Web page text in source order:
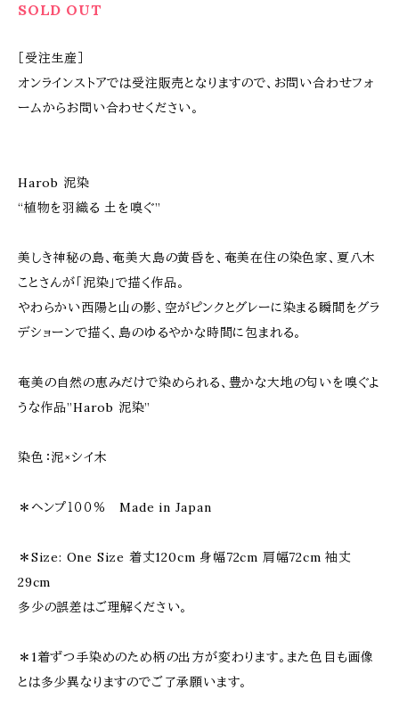
SOLD OUT
［受注生産］
オンラインストアでは受注販売となりますので、お問い合わせフォ
ームからお問い合わせください。
Harob 泥染
“植物を羽織る 土を嗅ぐ”
美しき神秘の島、奄美大島の黄昏を、奄美在住の染色家、夏八木
ことさんが「泥染」で描く作品。
やわらかい西陽と山の影、空がピンクとグレーに染まる瞬間をグラ
デショーンで描く、島のゆるやかな時間に包まれる。
奄美の自然の恵みだけで染められる、豊かな大地の匂いを嗅ぐよ
うな作品”Harob 泥染”
染色：泥×シイ木
＊ヘンプ１００％ Made in Japan
＊Size: One Size 着丈120cm 身幅72cm 肩幅72cm 袖丈
29cm
多少の誤差はご理解ください。
＊1着ずつ手染めのため柄の出方が変わります。また色目も画像
とは多少異なりますのでご了承願います。